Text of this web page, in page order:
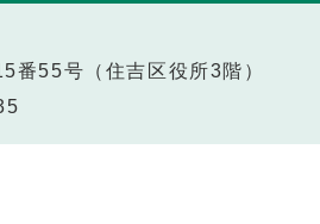
55号（住吉区役所3階）